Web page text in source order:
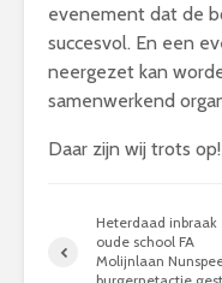
evenement dat de
succesvol. En een
neergezet kan
samenwerkend
Daar zijn wij trots op!
Heterdaad inbraak
oude school FA
Molijnlaan